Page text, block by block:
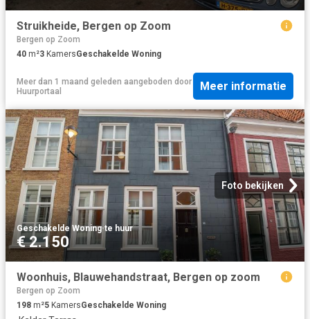
Struikheide, Bergen op Zoom
Bergen op Zoom
40 m²3 KamersGeschakelde Woning
Meer dan 1 maand geleden aangeboden door
Huurportaal
Meer informatie
Foto bekijken
Geschakelde Woning·te huur
€ 2.150
Woonhuis, Blauwehandstraat, Bergen op zoom
Bergen op Zoom
198 m²5 KamersGeschakelde Woning